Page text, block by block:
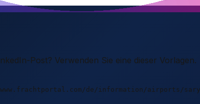
Post? Verwenden Sie eine dieser Vorlagen.
de/information/airports/